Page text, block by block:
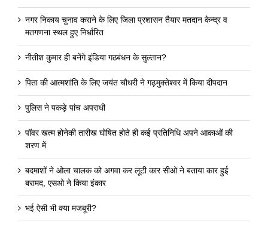
नगर निकाय चुनाव कराने के लिए जिला प्रशासन तैयार मतदान केन्द्र व
मतगणना स्थल हुए निर्धारित
नीतीश कुमार ही बनेंगे इंडिया गठबंधन के सुल्तान?
पिता की आत्मशांति के लिए जयंत चौधरी ने गढ़मुक्तेश्वर में किया दीपदान
पुलिस ने पकड़े पांच अपराधी
पॉवर खत्म होनेकी तारीख घोषित होते ही कई प्रतिनिधि अपने आकाओं की
शरण में
बदमाशों ने ओला चालक को अगवा कर लूटी कार सीओ ने बताया कार हुई
बरामद, एसओ ने किया इंकार
भई ऐसी भी क्या मजबूरी?